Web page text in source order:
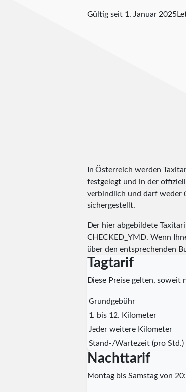
Gültig seit 1. Januar 2025
In Österreich werden
festgelegt und in der
verbindlich und darf weder
sichergestellt.
Der hier abgebildete
CHECKED_YMD. Wenn
über den entsprechenden
Tagtarif
Diese Preise gelten,
Grundgebühr
1. bis 12. Kilometer
Jeder weitere Kilometer
Stand-/Wartezeit (pro Std.)
Nachttarif
Montag bis Samstag von